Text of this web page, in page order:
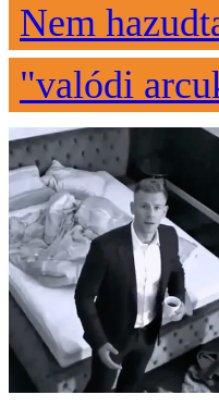
Nem
"valódi